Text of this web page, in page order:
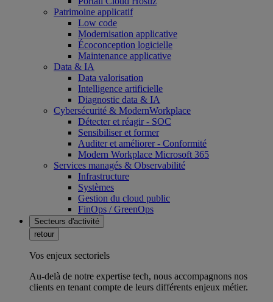
Patrimoine applicatif
Low code
Modernisation applicative
Écoconception logicielle
Maintenance applicative
Data & IA
Data valorisation
Intelligence artificielle
Diagnostic data & IA
Cybersécurité & ModernWorkplace
Détecter et réagir - SOC
Sensibiliser et former
Auditer et améliorer - Conformité
Modern Workplace Microsoft 365
Services managés & Observabilité
Infrastructure
Systèmes
Gestion du cloud public
FinOps / GreenOps
Secteurs d'activité
retour
Vos enjeux sectoriels
Au-delà de notre expertise tech, nous accompagnons nos
clients en tenant compte de leurs différents enjeux métier.